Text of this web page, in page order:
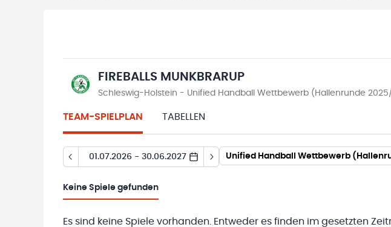
FIREBALLS MUNKBRARUP
Schleswig-Holstein - Unified Handball Wettbewerb (Hallenrunde
TEAM-SPIELPLAN TABELLEN
01.07.2026 - 30.06.2027 Unified Handball Wettbewerb
Keine Spiele gefunden
Es sind keine Spiele vorhanden. Entweder es finden im gesetzten